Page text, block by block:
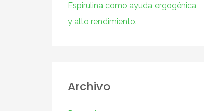
Espirulina como ayuda ergogénica
y alto rendimiento.
Archivo